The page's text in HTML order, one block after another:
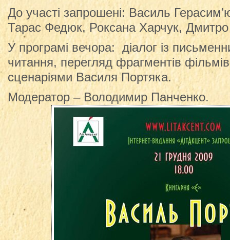
До участі запрошені: Василь
Тарас Федюк, Роксана Харчук,
У програмі вечора: діалог із
читання, перегляд фрагментів
сценаріями Василя Портяка.
Модератор – Володимир Панченко.